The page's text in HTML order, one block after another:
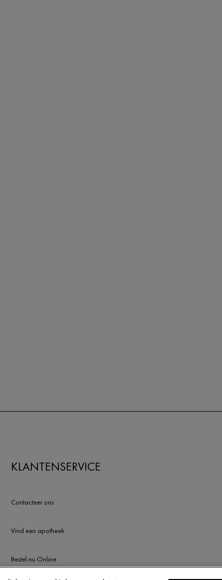
KLANTENSERVICE
Contacteer ons
Vind een apotheek
Bestel nu Online